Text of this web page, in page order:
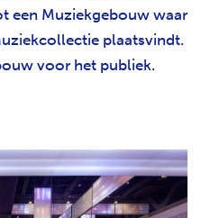
een Muziekgebouw waar
plaatsvindt.
voor het publiek.